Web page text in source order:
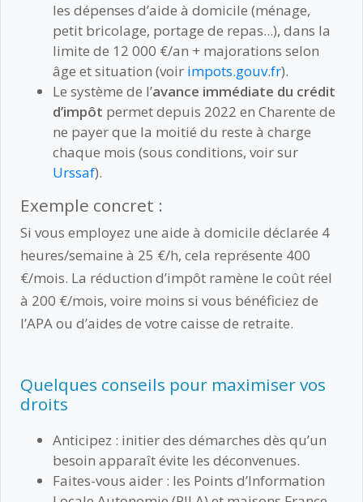
les dépenses d’aide à domicile (ménage,
petit bricolage, portage de repas...), dans la
limite de 12 000 €/an + majorations selon
âge et situation (voir impots.gouv.fr).
Le système de l’avance immédiate du crédit
d’impôt permet depuis 2022 en Charente de
ne payer que la moitié du reste à charge
chaque mois (sous conditions, voir sur
Urssaf).
Exemple concret :
Si vous employez une aide à domicile déclarée 4
heures/semaine à 25 €/h, cela représente 400
€/mois. La réduction d’impôt ramène le coût réel
à 200 €/mois, voire moins si vous bénéficiez de
l’APA ou d’aides de votre caisse de retraite.
Quelques conseils pour maximiser vos
droits
Anticipez : initier des démarches dès qu’un
besoin apparaît évite les déconvenues.
Faites-vous aider : les Points d’Information